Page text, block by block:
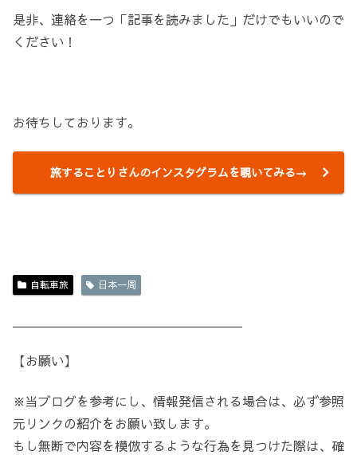
是非、連絡を一つ「記事を読みました」だけでもいいので
ください！
お待ちしております。
旅することりさんのインスタグラムを覗いてみる→
自転車旅 日本一周
【お願い】
※当ブログを参考にし、情報発信される場合は、必ず参照
元リンクの紹介をお願い致します。
もし無断で内容を模倣するような行為を見つけた際は、確